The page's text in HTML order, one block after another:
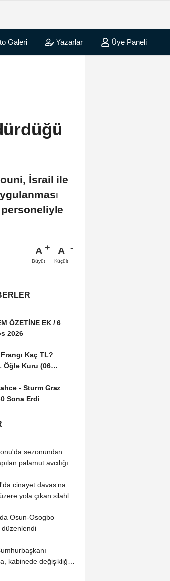
Galeri Yazarlar Üye Paneli
İsrail ile
personeliyle
A
Büyüt
A
Küçült
ÖZETİNE EK / 6
2026
Kaç TL?
Öğle Kuru (06
- Sturm Graz
0 Sona Erdi
sezonundan
palamut avcılığına
cinayet davasına
yola çıkan silahlı 3
Osun-Osogbo
düzenlendi
kabinede değişikliğe